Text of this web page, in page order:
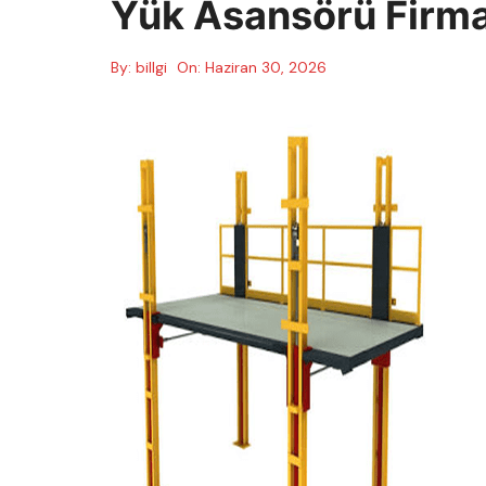
Yük Asansörü
By: billgi On: Haziran 30, 2026